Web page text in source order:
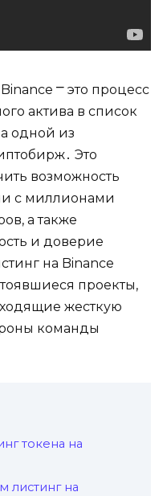
⎻ это процесс
актива в список
одной из
Это
возможность
с миллионами
а также
и доверие
на Binance
проекты‚
жесткую
команды
токена на
листинг на